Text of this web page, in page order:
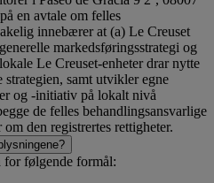
en avtale om felles
innebærer at (a) Le Creuset
markedsføringsstrategi og
Le Creuset-enheter drar nytte
samt utvikler egne
og -initiativ på lokalt nivå
de felles behandlingsansvarlige
den registrertes rettigheter.
for følgende formål: